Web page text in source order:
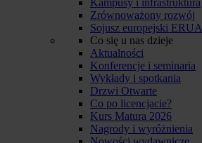
Zrównoważony rozwój
Sojusz europejski ERUA
Co się u nas dzieje
Aktualności
Konferencje i seminaria
Wykłady i spotkania
Drzwi Otwarte
Co po licencjacie?
Kurs Matura 2026
Nagrody i wyróżnienia